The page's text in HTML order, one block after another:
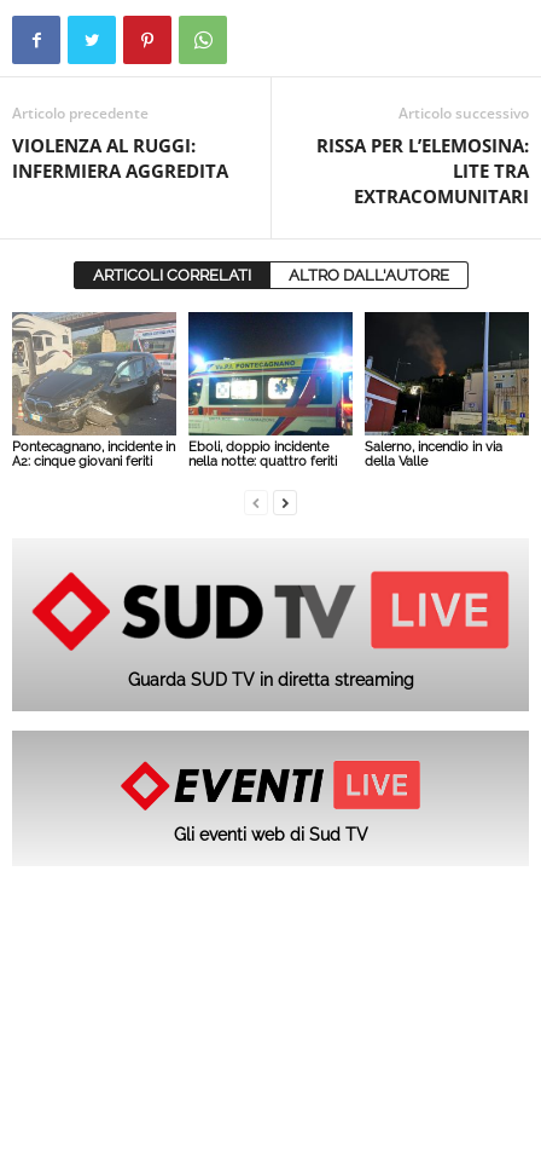
Articolo precedente
VIOLENZA AL RUGGI:
INFERMIERA AGGREDITA
Articolo successivo
RISSA PER L’ELEMOSINA:
LITE TRA
EXTRACOMUNITARI
ARTICOLI CORRELATI ALTRO DALL'AUTORE
Pontecagnano, incidente in
A2: cinque giovani feriti
Eboli, doppio incidente
nella notte: quattro feriti
Salerno, incendio in via
della Valle
Guarda SUD TV in diretta streaming
Gli eventi web di Sud TV